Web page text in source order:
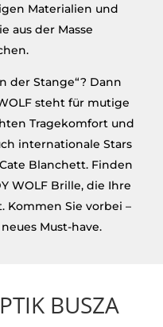
Materialien und
aus der Masse
der Stange“? Dann
steht für mutige
Tragekomfort und
internationale Stars
Blanchett. Finden
WOLF Brille, die Ihre
Sie vorbei –
Must-have.
BUSZA